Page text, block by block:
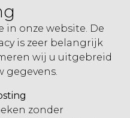
in onze website. De
is zeer belangrijk
wij u uitgebreid
gegevens.
zonder